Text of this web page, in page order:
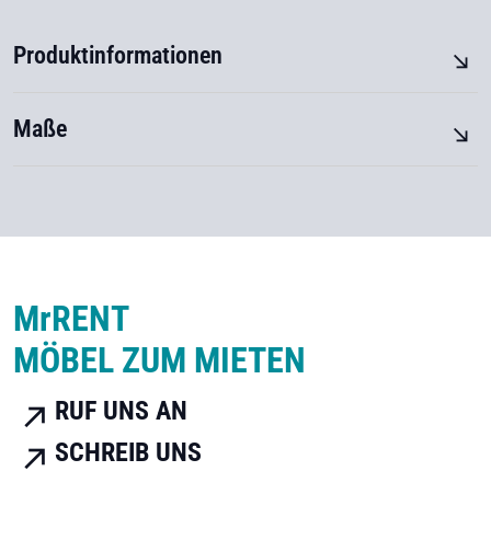
Produktinformationen
Maße
MrRENT
MÖBEL ZUM MIETEN
RUF UNS AN
SCHREIB UNS